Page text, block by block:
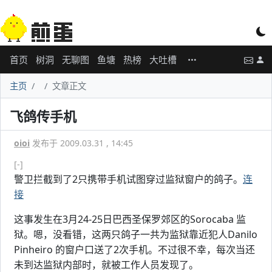
首页 树洞 无聊图 鱼塘 热榜 大吐槽
主页 文章正文
飞鸽传手机
oioi 发布于 2009.03.31 , 14:45
[-]
警卫拦截到了2只携带手机试图穿过监狱窗户的鸽子。 连
接
这事发生在3月24-25日巴西圣保罗郊区的Sorocaba 监
狱。嗯，没看错，这两只鸽子一共为监狱靠近犯人Danilo
Pinheiro 的窗户口送了2次手机。不过很不幸，每次当还
未到达监狱内部时，就被工作人员发现了。